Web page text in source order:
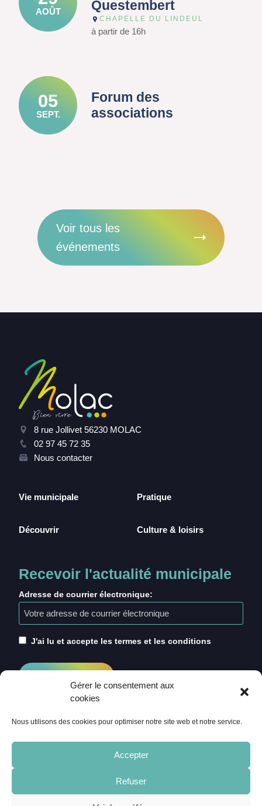
Gérer le consentement aux
cookies
Nous utilisons des cookies pour optimiser notre site web et notre service.
Accepter
Refuser
AOÛT
Questembert
CHAPELLE DU LINDEUL
à partir de 16h
05
SEPT.
Forum des
associations
Voir tous les
événements
8 rue Jollivet 56230 MOLAC
02 97 45 72 35
Nous contacter
Vie municipale
Découvrir
Pratique
Culture & loisirs
Recevoir l'actualité municipale
Adresse de courrier électronique:
J'ai lu et accepte les termes et les conditions
CRÉDITS
MENTIONS LÉGALES